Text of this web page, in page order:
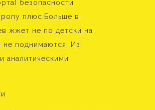
безопасности
плюс.Больше в
жжет не по детски на
поднимаются. Из
аналитическими